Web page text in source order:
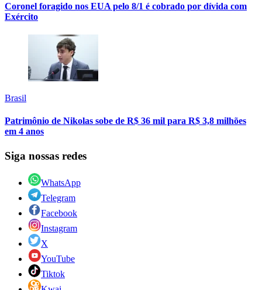
Coronel foragido nos EUA pelo 8/1 é cobrado por dívida com
Exército
Brasil
Patrimônio de Nikolas sobe de R$ 36 mil para R$ 3,8 milhões
em 4 anos
Siga nossas redes
WhatsApp
Telegram
Facebook
Instagram
X
YouTube
Tiktok